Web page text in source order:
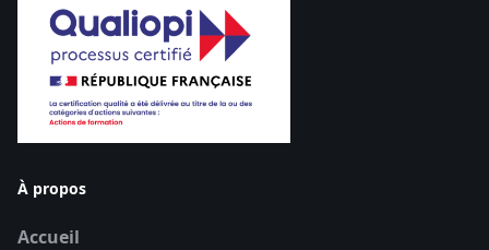
À propos
Accueil